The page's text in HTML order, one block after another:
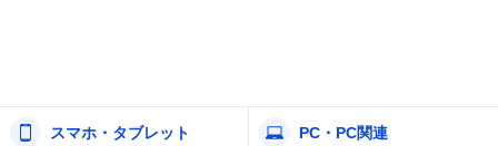
スマホ・タブレット PC・PC関連